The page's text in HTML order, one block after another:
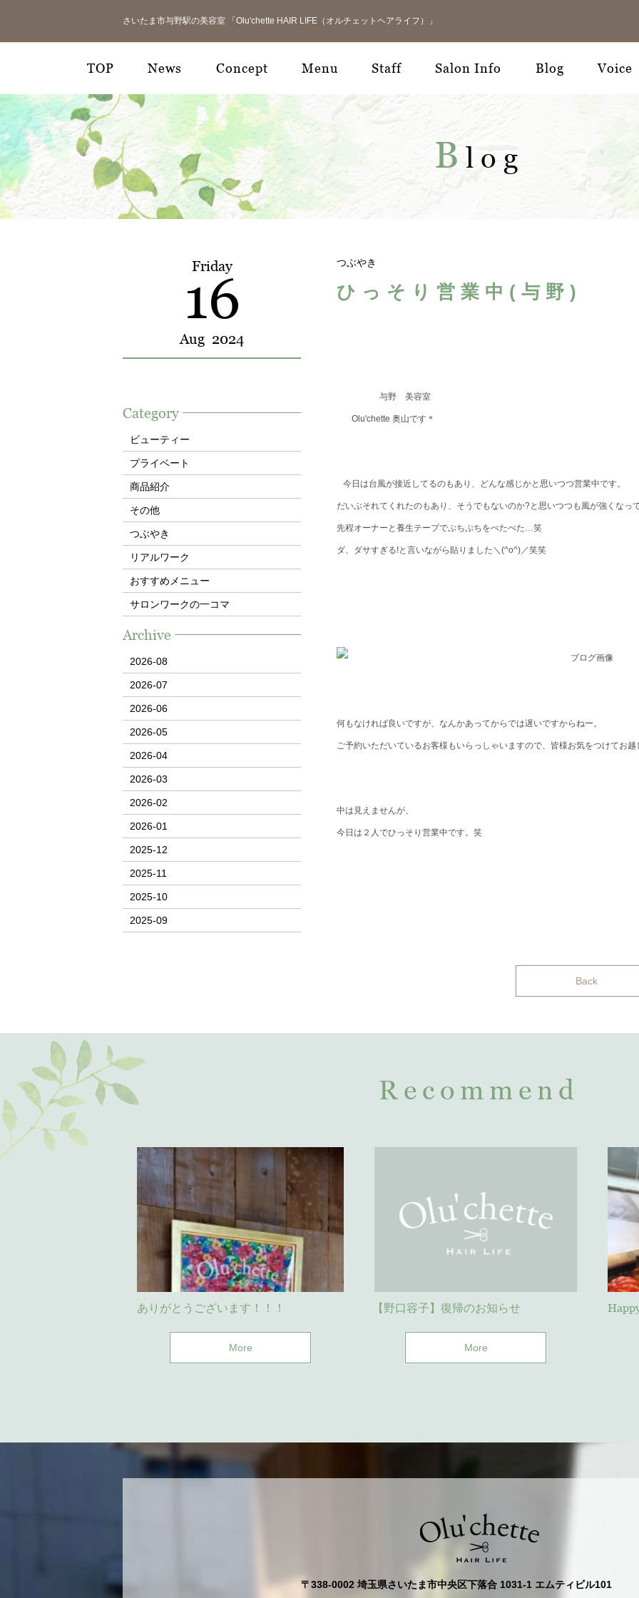
さいたま市与野駅の美容室 「Olu'chette HAIR LIFE（オルチェットヘアライフ）」
TOP News Concept Menu Staff Salon Info Blog Voice
B log
Friday
16
Aug 2024
つぶやき
ひっそり営業中(与野)
与野 美容室
Olu'chette 奥山です＊
今日は台風が接近してるのもあり、どんな感じかと思いつつ営業中です。
だいぶそれてくれたのもあり、そうでもないのか?と思いつつも風が強くなっ
先程オーナーと養生テープでぷちぷちをぺたぺた…笑
ダ、ダサすぎる!と言いながら貼りました＼(^o^)／笑笑
何もなければ良いですが、なんかあってからでは遅いですからねー。
ご予約いただいているお客様もいらっしゃいますので、皆様お気をつけてお越
中は見えませんが、
今日は２人でひっそり営業中です。笑
Back
Category
ビューティー
プライベート
商品紹介
その他
つぶやき
リアルワーク
おすすめメニュー
サロンワークの一コマ
Archive
2026-08
2026-07
2026-06
2026-05
2026-04
2026-03
2026-02
2026-01
2025-12
2025-11
2025-10
2025-09
Recommend
ありがとうございます！！！
More
【野口容子】復帰のお知らせ
More
〒338-0002 埼玉県さいたま市中央区下落合 1031-1 エムティビル101